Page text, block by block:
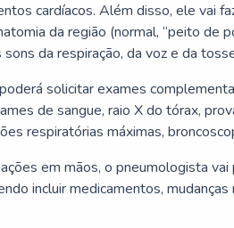
cardíacos. Além disso, ele vai
da região (normal, “peito de
sons da respiração, da voz e da
solicitar exames
de sangue, raio X do tórax,
respiratórias máximas,
em mãos, o pneumologista
incluir medicamentos,